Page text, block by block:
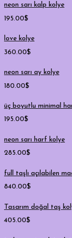
neon sarı kalp kolye
195.00$
love kolye
360.00$
neon sarı ay kolye
180.00$
üç boyutlu minimal
195.00$
neon sarı harf kolye
285.00$
full taşlı açılabilen
840.00$
Tasarım doğal taş
405.00$